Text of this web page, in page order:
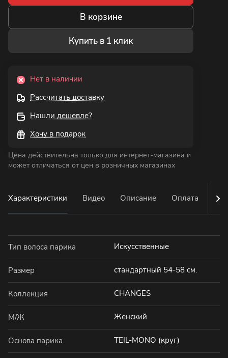
В корзине
Купить в 1 клик
Нет в наличии
Рассчитать доставку
Нашли дешевле?
Хочу в подарок
Цена действительна только для интернет-магазина и
может отличаться от цен в розничных магазинах
Характеристики Видео Описание Оплата
Тип волоса парика Искусственные
Размер стандартный 54-58 см.
Коллекция CHANGES
М/Ж Женский
Основа парика TEIL-MONO (круг)